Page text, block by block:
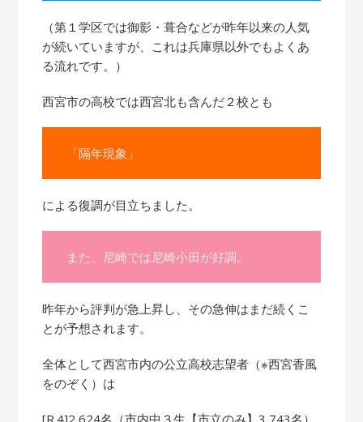
（第１学区では御影・葺合などが昨年以来の人気
が続いていますが、これは兵庫県以外でもよくあ
る流れです。）
西宮市の高校では西宮北も含んだ２校とも
「隔年現象」
による復調が目立ちました。
また、尼崎では尼崎小田が好調。
昨年から評判が急上昇し、その急伸はまだ続くこ
とが予想されます。
全体として西宮市内の公立高校志望者（※西宮香風
をのぞく）は
[R.4]2,624名（市内中３生【市立のみ】3,743名）